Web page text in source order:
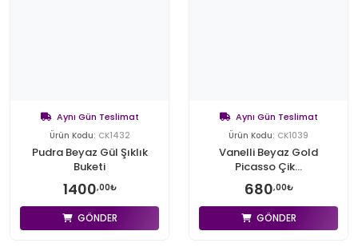
Aynı Gün Teslimat
Ürün Kodu: CK1432
Pudra Beyaz Gül Şıklık
Buketi
1400,00₺
GÖNDER
Aynı Gün Teslimat
Ürün Kodu: CK1039
Vanelli Beyaz Gold
Picasso Çik...
680,00₺
GÖNDER